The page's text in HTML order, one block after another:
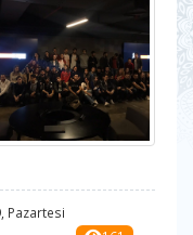
Pazartesi